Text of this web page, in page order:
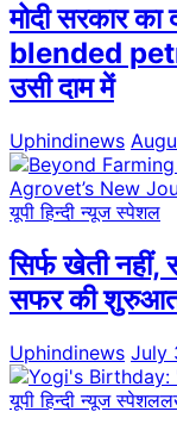
मोदी सरकार
blended
उसी दाम में
Uphindinews
यूपी हिन्दी न्यूज स्पेशल
सिर्फ खेती
सफर की
Uphindinews July
यूपी हिन्दी न्यूज स्पेशल